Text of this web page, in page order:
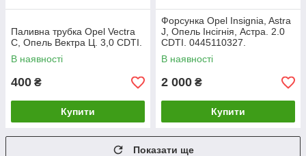
Паливна трубка Opel Vectra
C, Опель Вектра Ц. 3,0 CDTI.
В наявності
400 ₴
Купити
Форсунка Opel Insignia, Astra
J, Опель Інсігнія, Астра. 2.0
CDTI. 0445110327.
В наявності
2 000 ₴
Купити
Показати ще